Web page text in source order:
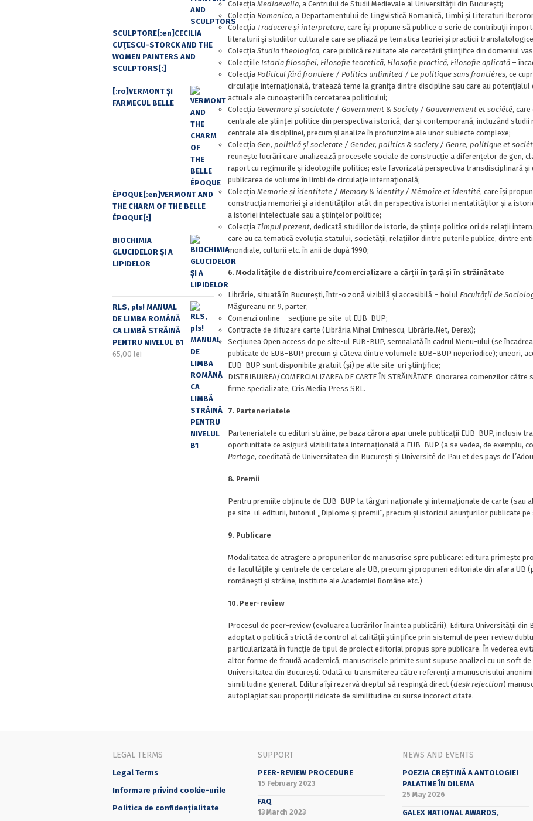
Colecția Mediaevalia, a Centrului de Studii Medievale al Universității din București;
Colecția Romanica, a Departamentului de Lingvistică Romanică, Limbi și Literaturi
Colecția Traducere și interpretare, care își propune să publice o serie de contribuții
literaturii și studiilor culturale care se pliază pe tematica teoriei și practicii
Colecția Studia theologica, care publică rezultate ale cercetării ştiinţifice din domeniul
Colecțiile Istoria filosofiei, Filosofie teoretică, Filosofie practică, Filosofie aplicată–
Colecția Politicul fără frontiere / Politics unlimited / Le politique sans frontières, ce
circulație internațională, tratează teme la granița dintre discipline sau care au
actuale ale cunoașterii în cercetarea politicului;
Colecția Guvernare și societate / Government & Society / Gouvernement et société,
centrale ale științei politice din perspectiva istorică, dar și contemporană, incluzând studii
centrale ale disciplinei, precum și analize în profunzime ale unor subiecte complexe;
Colecția Gen, politică și societate / Gender, politics & society / Genre, politique et
reunește lucrări care analizează procesele sociale de construcție a diferențelor de gen,
raport cu regimurile și ideologiile politice; este favorizată perspectiva transdisciplinară și
publicarea de volume în limbi de circulație internațională;
Colecția Memorie și identitate / Memory & identity / Mémoire et identité, care își
construcția memoriei și a identităților atât din perspectiva istoriei mentalităților și a
a istoriei intelectuale sau a științelor politice;
Colecția Timpul prezent, dedicată studiilor de istorie, de științe politice ori de relații
care au ca tematică evoluția statului, societății, relațiilor dintre puterile publice, dintre
mondiale, culturii etc. în anii de după 1990;
6. Modalitățile de distribuire/comercializare a cărții în țară și în străinătate
Librărie, situată în București, într-o zonă vizibilă și accesibilă – holul Facultății de
Măgureanu nr. 9, parter;
Comenzi online – secțiune pe site-ul EUB-BUP;
Contracte de difuzare carte (Librăria Mihai Eminescu, Librărie.Net, Derex);
Secțiunea Open access de pe site-ul EUB-BUP, semnalată în cadrul Menu-ului (se
publicate de EUB-BUP, precum și câteva dintre volumele EUB-BUP neperiodice); uneori,
EUB-BUP sunt disponibile gratuit (și) pe alte site-uri științifice;
DISTRIBUIREA/COMERCIALIZAREA DE CARTE ÎN STRĂINĂTATE: Onorarea comenzilor
firme specializate, Cris Media Press SRL.
7. Parteneriatele
Parteneriatele cu edituri străine, pe baza cărora apar unele publicații EUB-BUP, inclusiv
oportunitate ce asigură vizibilitatea internațională a EUB-BUP (a se vedea, de exemplu,
Partage, coeditată de Universitatea din București și Université de Pau et des pays de
8. Premii
Pentru premiile obținute de EUB-BUP la târguri naționale și internaționale de carte (sau
pe site-ul editurii, butonul „Diplome și premii”, precum și istoricul anunțurilor publicate
9. Publicare
Modalitatea de atragere a propunerilor de manuscrise spre publicare: editura primește
de facultățile și centrele de cercetare ale UB, precum și propuneri editoriale din afara
românești și străine, institute ale Academiei Române etc.)
10. Peer-review
Procesul de peer-review (evaluarea lucrărilor înaintea publicării). Editura Universității din
adoptat o politică strictă de control al calității științifice prin sistemul de peer review
particularizată în funcție de tipul de proiect editorial propus spre publicare. În vederea
altor forme de fraudă academică, manuscrisele primite sunt supuse analizei cu un soft
Universitatea din București. Odată cu transmiterea către referenți a manuscrisului
similitudine generat. Editura își rezervă dreptul să respingă direct (desk rejection)
autoplagiat sau proporții ridicate de similitudine cu surse incorect citate.
SCULPTORE[:en]CECILIA
CUŢESCU-STORCK AND THE
WOMEN PAINTERS AND
SCULPTORS[:]
[:ro]VERMONT ȘI
FARMECUL BELLE
ÉPOQUE[:en]VERMONT AND
THE CHARM OF THE BELLE
ÉPOQUE[:]
BIOCHIMIA
GLUCIDELOR ȘI A
LIPIDELOR
RLS, pls! MANUAL
DE LIMBA ROMÂNĂ
CA LIMBĂ STRĂINĂ
PENTRU NIVELUL B1
65,00 lei
LEGAL TERMS
Legal Terms
Informare privind cookie-urile
Politica de confidențialitate
SUPPORT
PEER-REVIEW PROCEDURE
15 February 2023
FAQ
13 March 2023
NEWS AND EVENTS
POEZIA CREȘTINĂ A ANTOLOGIEI
PALATINE ÎN DILEMA
25 May 2026
GALEX NATIONAL AWARDS,